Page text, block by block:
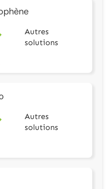
Autres
solutions
Autres
solutions